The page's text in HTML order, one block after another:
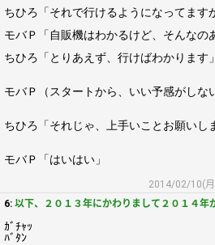
ちひろ「それで行けるようになってます
モバＰ「自販機はわかるけど、そんなの
ちひろ「とりあえず、行けばわかります」
モバＰ（スタートから、いい予感がしな
ちひろ「それじゃ、上手いことお願いし
モバＰ「はいはい」
2014/02/10(
6: 以下、２０１３年にかわりまして２０１４年
ｶﾞﾁｬｯ
ﾊﾞﾀﾝ